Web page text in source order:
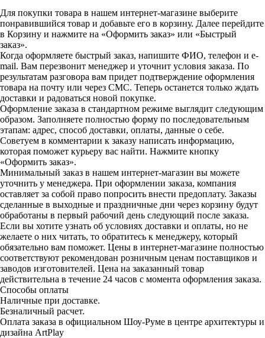
Для покупки товара в нашем интернет-магазине выберите
понравившийся товар и добавьте его в корзину. Далее перейдите
в Корзину и нажмите на «Оформить заказ» или «Быстрый
заказ».
Когда оформляете быстрый заказ, напишите ФИО, телефон и e-
mail. Вам перезвонит менеджер и уточнит условия заказа. По
результатам разговора вам придет подтверждение оформления
товара на почту или через СМС. Теперь останется только ждать
доставки и радоваться новой покупке.
Оформление заказа в стандартном режиме выглядит следующим
образом. Заполняете полностью форму по последовательным
этапам: адрес, способ доставки, оплаты, данные о себе.
Советуем в комментарии к заказу написать информацию,
которая поможет курьеру вас найти. Нажмите кнопку
«Оформить заказ».
Минимальный заказ в нашем интернет-магазин вы можете
уточнить у менеджера. При оформлении заказа, компания
оставляет за собой право попросить внести предоплату. Заказы
сделанные в выходные и праздничные дни через корзину будут
обработаны в первый рабочий день следующий после заказа.
Если вы хотите узнать об условиях доставки и оплаты, но не
желаете о них читать, то обратитесь к менеджеру, который
обязательно вам поможет. Цены в интернет-магазине полностью
соответствуют рекомендован розничным ценам поставщиков и
заводов изготовителей. Цена на заказанный товар
действительна в течение 24 часов с момента оформления заказа.
Способы оплаты
Наличные при доставке.
Безналичный расчет.
Оплата заказа в официальном Шоу-Руме в центре архитектуры и
дизайна ArtPlay